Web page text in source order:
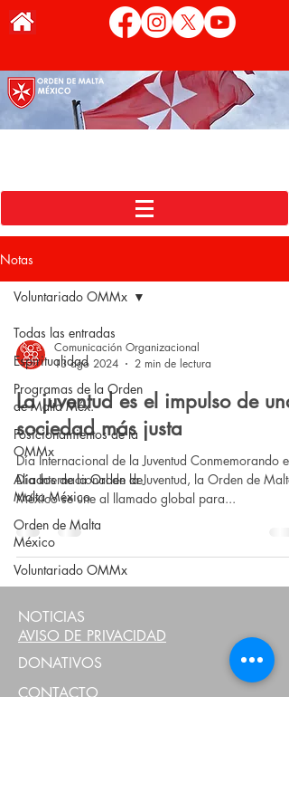
Notas
Todas las entradas
Espiritualidad
Programas de la Orden
de Malta Méx.
Posicionamientos de la
OMMx
Aliados de la Orden de
Malta México
Orden de Malta
México
Voluntariado OMMx
Voluntariado OMMx
Comunicación Organizacional
13 ago 2024
2 min de lectura
La juventud es el impulso de una
sociedad más justa
Día Internacional de la Juventud Conmemorando el
Día Internacional de la Juventud, la Orden de Malta
México se une al llamado global para...
NOTICIAS
AVISO DE PRIVACIDAD
DONATIVOS
CONTACTO